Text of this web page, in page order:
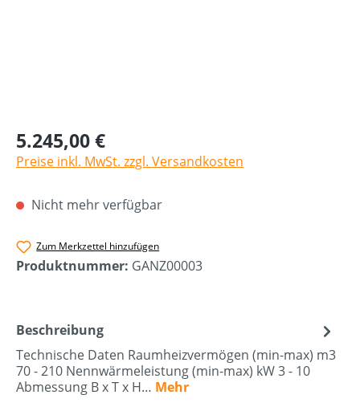
5.245,00 €
Preise inkl. MwSt. zzgl. Versandkosten
Nicht mehr verfügbar
Zum Merkzettel hinzufügen
Produktnummer: GANZ00003
Beschreibung
Technische Daten Raumheizvermögen (min-max) m3
70 - 210 Nennwärmeleistung (min-max) kW 3 - 10
Abmessung B x T x H… Mehr